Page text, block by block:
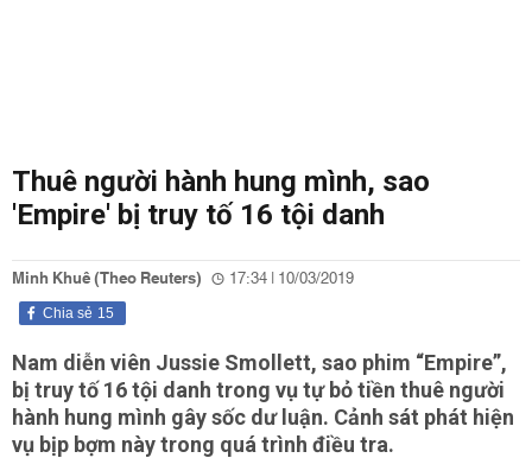
Thuê người hành hung mình, sao
'Empire' bị truy tố 16 tội danh
Minh Khuê (Theo Reuters) 17:34 | 10/03/2019
15
Chia sẻ
Nam diễn viên Jussie Smollett, sao phim “Empire”,
bị truy tố 16 tội danh trong vụ tự bỏ tiền thuê người
hành hung mình gây sốc dư luận. Cảnh sát phát hiện
vụ bịp bợm này trong quá trình điều tra.